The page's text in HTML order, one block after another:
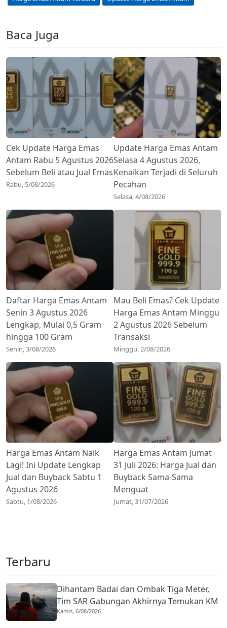
Baca Juga
Cek Update Harga Emas
Antam Rabu 5 Agustus 2026
Sebelum Beli atau Jual Emas
Rabu, 5/08/2026
Update Harga Emas Antam
Selasa 4 Agustus 2026,
Kenaikan Terjadi di Seluruh
Pecahan
Selasa, 4/08/2026
Daftar Harga Emas Antam
Senin 3 Agustus 2026
Lengkap, Mulai 0,5 Gram
hingga 100 Gram
Senin, 3/08/2026
Mau Beli Emas? Cek Update
Harga Emas Antam Minggu
2 Agustus 2026 Sebelum
Transaksi
Minggu, 2/08/2026
Harga Emas Antam Naik
Lagi! Ini Update Lengkap
Jual dan Buyback Sabtu 1
Agustus 2026
Sabtu, 1/08/2026
Harga Emas Antam Jumat
31 Juli 2026: Harga Jual dan
Buyback Sama-Sama
Menguat
Jumat, 31/07/2026
Terbaru
Dihantam Badai dan Ombak Tiga Meter,
Tim SAR Gabungan Akhirnya Temukan KM
Halim Wijaya
Kamis, 6/08/2026